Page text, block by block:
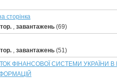
сторінка
, завантажень(69)
, завантажень(51)
ФІНАНСОВОЇ СИСТЕМИ УКРАЇНИ